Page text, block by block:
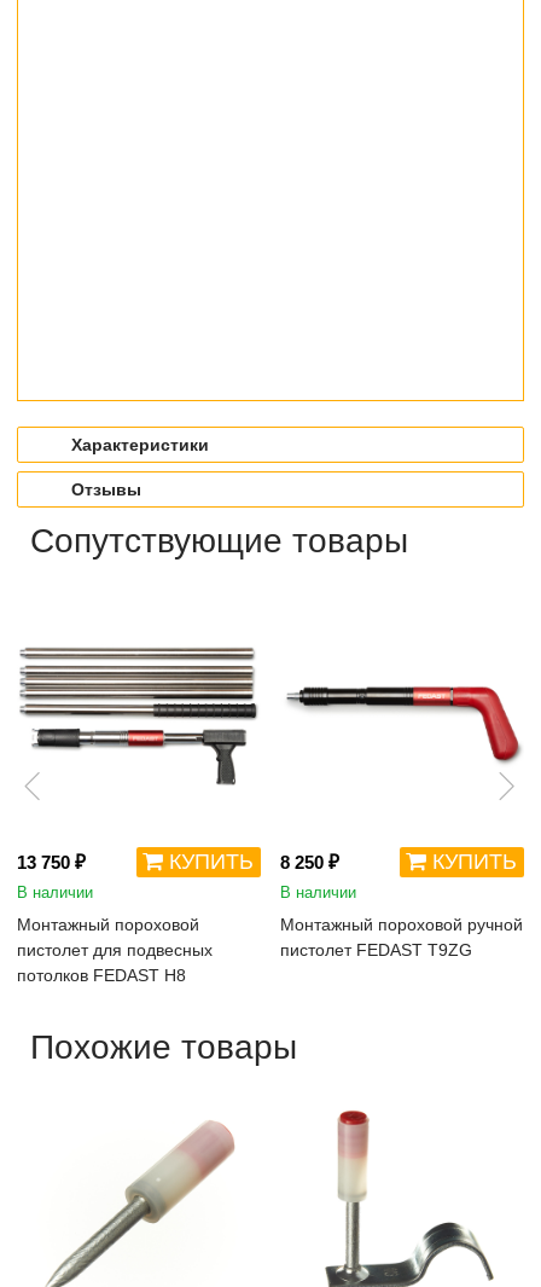
Характеристики
Отзывы
Сопутствующие товары
13 750 ₽ КУПИТЬ
В наличии
Монтажный пороховой
пистолет для подвесных
потолков FEDAST H8
8 250 ₽ КУПИТЬ
В наличии
Монтажный пороховой ручной
пистолет FEDAST Т9ZG
Похожие товары